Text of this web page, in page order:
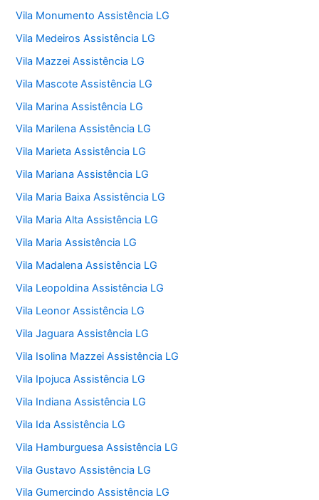
Vila Monumento Assistência LG
Vila Medeiros Assistência LG
Vila Mazzei Assistência LG
Vila Mascote Assistência LG
Vila Marina Assistência LG
Vila Marilena Assistência LG
Vila Marieta Assistência LG
Vila Mariana Assistência LG
Vila Maria Baixa Assistência LG
Vila Maria Alta Assistência LG
Vila Maria Assistência LG
Vila Madalena Assistência LG
Vila Leopoldina Assistência LG
Vila Leonor Assistência LG
Vila Jaguara Assistência LG
Vila Isolina Mazzei Assistência LG
Vila Ipojuca Assistência LG
Vila Indiana Assistência LG
Vila Ida Assistência LG
Vila Hamburguesa Assistência LG
Vila Gustavo Assistência LG
Vila Gumercindo Assistência LG